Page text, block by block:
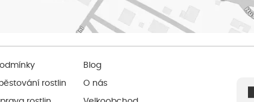
rostlin
Blog
O nás